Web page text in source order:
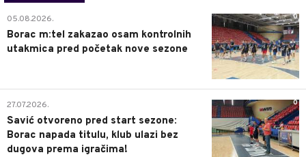
0
05.08.2026.
Borac m:tel zakazao osam kontrolnih
utakmica pred početak nove sezone
0
27.07.2026.
Savić otvoreno pred start sezone:
Borac napada titulu, klub ulazi bez
dugova prema igračima!